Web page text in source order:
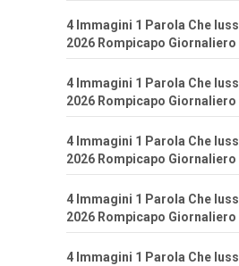
4 Immagini 1 Parola Che
2026 Rompicapo
4 Immagini 1 Parola Che
2026 Rompicapo
4 Immagini 1 Parola Che
2026 Rompicapo
4 Immagini 1 Parola Che
2026 Rompicapo
4 Immagini 1 Parola Che